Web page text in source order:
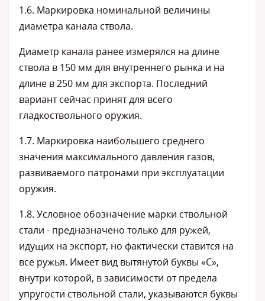
1.6. Маркировка номинальной величины
диаметра канала ствола.
Диаметр канала ранее измерялся на длине
ствола в 150 мм для внутреннего рынка и на
длине в 250 мм для экспорта. Последний
вариант сейчас принят для всего
гладкоствольного оружия.
1.7. Маркировка наибольшего среднего
значения максимального давления газов,
развиваемого патронами при эксплуатации
оружия.
1.8. Условное обозначение марки ствольной
стали - предназначено только для ружей,
идущих на экспорт, но фактически ставится на
все ружья. Имеет вид вытянутой буквы «С»,
внутри которой, в зависимости от предела
упругости ствольной стали, указываются буквы